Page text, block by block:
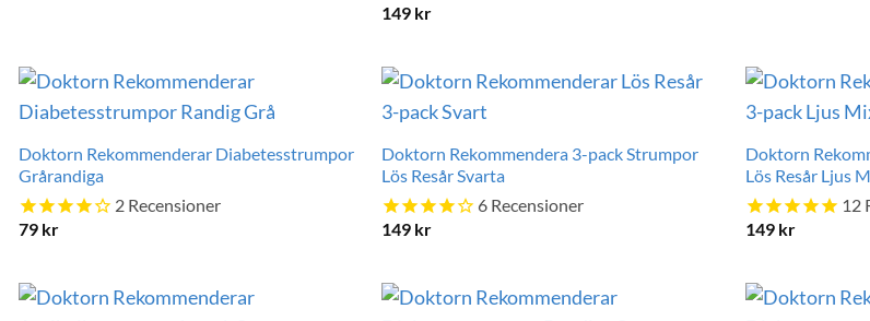
149 kr
Doktorn Rekommenderar Diabetesstrumpor
Grårandiga
2Recensioner
79 kr
Doktorn Rekommendera 3-pack Strumpor
Lös Resår Svarta
6 Recensioner
149 kr
Doktorn
Lös Resår Ljus
12
149 kr